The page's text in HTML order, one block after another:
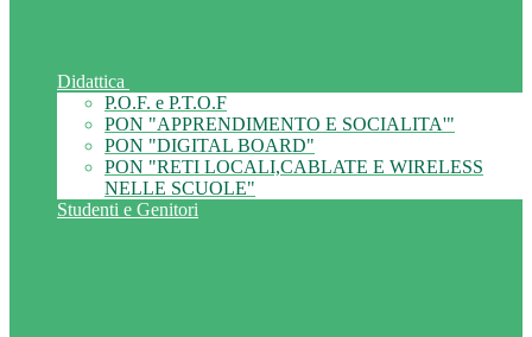
Didattica
P.O.F. e P.T.O.F
PON "APPRENDIMENTO E SOCIALITA'"
PON "DIGITAL BOARD"
PON "RETI LOCALI,CABLATE E WIRELESS
NELLE SCUOLE"
Studenti e Genitori